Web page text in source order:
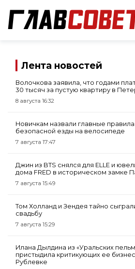
Лента новостей
Волочкова заявила, что годами
30 тысяч за пустую квартиру в
8 августа 16:32
Новичкам назвали главные правила
безопасной езды на велосипеде
7 августа 17:47
Джин из BTS снялся для ELLE и
дома FRED в историческом замке
7 августа 15:49
Том Холланд и Зендея тайно
свадьбу
7 августа 15:29
Илана Дылдина из «Уральских
пристыдила критикующих ее
Рублевке